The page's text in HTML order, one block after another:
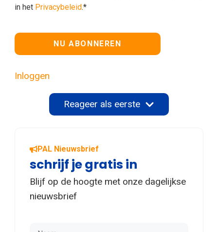
in het Privacybeleid.*
Geen waarde
Inloggen
Reageer als eerste
PAL Nieuwsbrief
schrijf je gratis in
Blijf op de hoogte met onze dagelijkse
nieuwsbrief